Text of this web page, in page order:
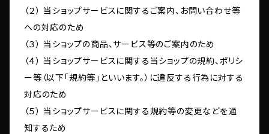
（２） 当ショップサービスに関するご案内、お問い合わせ等
への対応のため
（３） 当ショップの商品、サービス等のご案内のため
（４） 当ショップサービスに関する当ショップの規約、ポリシ
ー等（以下「規約等」といいます。）に違反する行為に対する
対応のため
（５） 当ショップサービスに関する規約等の変更などを通
知するため